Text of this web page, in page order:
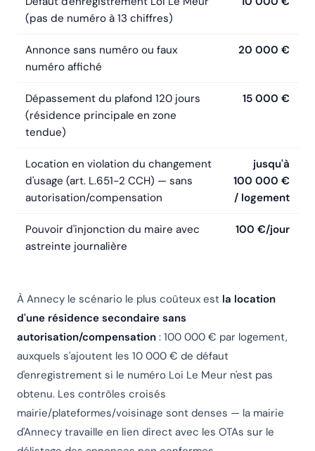
(pas de numéro à 13 chiffres)
Annonce sans numéro ou faux
numéro affiché
20 000 €
Dépassement du plafond 120 jours
(résidence principale en zone
tendue)
15 000 €
Location en violation du changement
d'usage (art. L.651-2 CCH) — sans
autorisation/compensation
jusqu'à
100 000 €
/ logement
Pouvoir d'injonction du maire avec
astreinte journalière
100 €/jour
À Annecy le scénario le plus coûteux est la location
d'une résidence secondaire sans
autorisation/compensation : 100 000 € par logement,
auxquels s'ajoutent les 10 000 € de défaut
d'enregistrement si le numéro Loi Le Meur n'est pas
obtenu. Les contrôles croisés
mairie/plateformes/voisinage sont denses — la mairie
d'Annecy travaille en lien direct avec les OTAs sur le